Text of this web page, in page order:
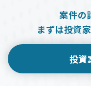
案件の
まずは投資
投資